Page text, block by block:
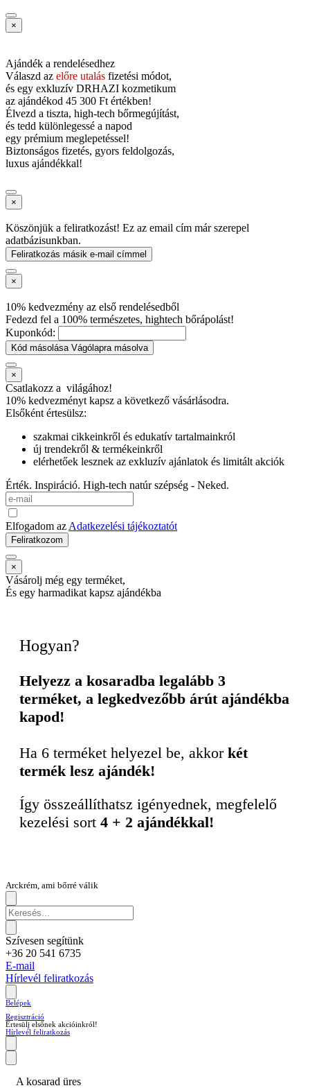
×
Ajándék a rendelésedhez
Válaszd az előre utalás fizetési módot,
és egy exkluzív DRHAZI kozmetikum
az ajándékod 45 300 Ft értékben!
Élvezd a tiszta, high-tech bőrmegújítást,
és tedd különlegessé a napod
egy prémium meglepetéssel!
Biztonságos fizetés, gyors feldolgozás,
luxus ajándékkal!
×
Köszönjük a feliratkozást! Ez az email cím már szerepel
adatbázisunkban.
Feliratkozás másik e-mail címmel
×
10% kedvezmény az első rendelésedből
Fedezd fel a 100% természetes, hightech bőrápolást!
Kuponkód:
Kód másolása Vágólapra másolva
×
Csatlakozz a világához!
10% kedvezményt kapsz a következő vásárlásodra.
Elsőként értesülsz:
szakmai cikkeinkről és edukatív tartalmainkról
új trendekről & termékeinkről
elérhetőek lesznek az exkluzív ajánlatok és limitált akciók
Érték. Inspiráció. High-tech natúr szépség - Neked.
Elfogadom az Adatkezelési tájékoztatót
Feliratkozom
×
Vásárolj még egy terméket,
És egy harmadikat kapsz ajándékba
Hogyan?
Helyezz a kosaradba legalább 3
terméket, a legkedvezőbb árút ajándékba
kapod!
Ha 6 terméket helyezel be, akkor két
termék lesz ajándék!
Így összeállíthatsz igényednek, megfelelő
kezelési sort 4 + 2 ajándékkal!
Arckrém, ami bőrré válik
Szívesen segítünk
+36 20 541 6735
E-mail
Hírlevél feliratkozás
Belépek
Regisztráció
Értesülj elsőnek akcióinkról!
Hírlevél feliratkozás
A kosarad üres